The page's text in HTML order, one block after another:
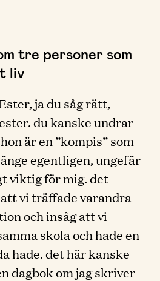
tre personer som
liv
ja du såg rätt,
du kanske undrar
är en ”kompis” som
egentligen, ungefär
viktig för mig. det
vi träffade varandra
och insåg att vi
skola och hade en
hade. det här kanske
dagbok om jag skriver